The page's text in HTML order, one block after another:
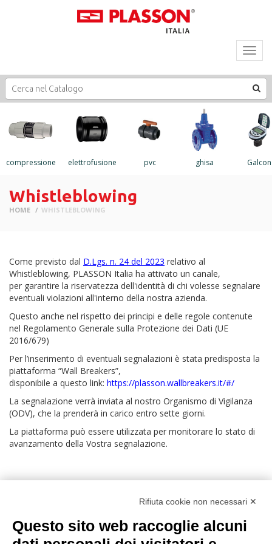
compressione elettrofusione pvc ghisa Galcon
Whistleblowing
HOME WHISTLEBLOWING
Come previsto dal D.Lgs. n. 24 del 2023 relativo al
Whistleblowing, PLASSON Italia ha attivato un canale,
per garantire la riservatezza dell'identità di chi volesse segnalare
eventuali violazioni all'interno della nostra azienda.
Questo anche nel rispetto dei principi e delle regole contenute
nel Regolamento Generale sulla Protezione dei Dati (UE
2016/679)
Per l’inserimento di eventuali segnalazioni è stata predisposta la
piattaforma “Wall Breakers”,
disponibile a questo link: https://plasson.wallbreakers.it/#/
La segnalazione verrà inviata al nostro Organismo di Vigilanza
(ODV), che la prenderà in carico entro sette giorni.
La piattaforma può essere utilizzata per monitorare lo stato di
avanzamento della Vostra segnalazione.
Rifiuta cookie non necessari ✕
Questo sito web raccoglie alcuni